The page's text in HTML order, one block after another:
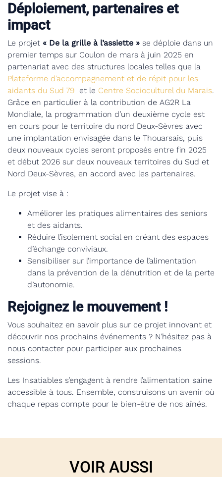
Déploiement, partenaires et
impact
Le projet « De la grille à l’assiette » se déploie dans un
premier temps sur Coulon de mars à juin 2025 en
partenariat avec des structures locales telles que la
Plateforme d’accompagnement et de répit pour les
aidants du Sud 79 et le Centre Socioculturel du Marais.
Grâce en particulier à la contribution de AG2R La
Mondiale, la programmation d’un deuxième cycle est
en cours pour le territoire du nord Deux-Sèvres avec
une implantation envisagée dans le Thouarsais, puis
deux nouveaux cycles seront proposés entre fin 2025
et début 2026 sur deux nouveaux territoires du Sud et
Nord Deux-Sèvres, en accord avec les partenaires.
Le projet vise à :
Améliorer les pratiques alimentaires des seniors
et des aidants.
Réduire l’isolement social en créant des espaces
d’échange conviviaux.
Sensibiliser sur l’importance de l’alimentation
dans la prévention de la dénutrition et de la perte
d’autonomie.
Rejoignez le mouvement !
Vous souhaitez en savoir plus sur ce projet innovant et
découvrir nos prochains événements ? N’hésitez pas à
nous contacter pour participer aux prochaines
sessions.
Les Insatiables s’engagent à rendre l’alimentation saine
accessible à tous. Ensemble, construisons un avenir où
chaque repas compte pour le bien-être de nos aînés.
VOIR AUSSI